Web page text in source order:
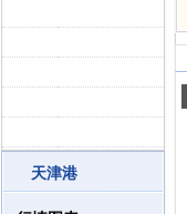
天津港